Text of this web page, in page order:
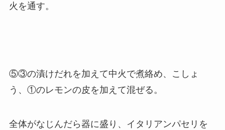
火を通す。
⑤③の漬けだれを加えて中火で煮絡め、こしょ
う、①のレモンの皮を加えて混ぜる。
全体がなじんだら器に盛り、イタリアンパセリを